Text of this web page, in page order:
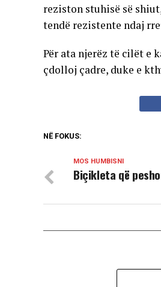
reziston stuhisë së
tendë rezistente ndaj
Për ata njerëz të cilët e
çdolloj çadre, duke e
NË FOKUS:
MOS HUMBISNI
Biçikleta që